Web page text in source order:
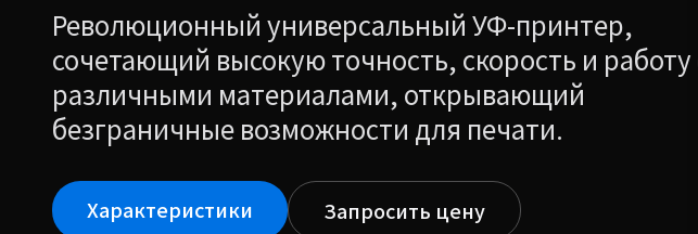
Революционный универсальный УФ-принтер,
сочетающий высокую точность, скорость и работу
различными материалами, открывающий
безграничные возможности для печати.
Характеристики Запросить цену